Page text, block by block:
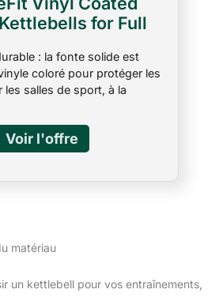
for Full
: la fonte solide est
coloré pour protéger les
les salles de sport, à la
du corps : combine le
pour un
et complet du corps
circonférence et crossfit –
de terre, les squats, les
matériau
un kettlebell pour vos entraînements,